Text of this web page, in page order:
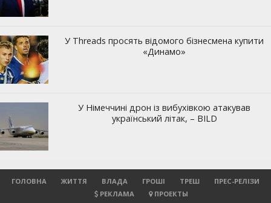
ГОЛОВНА ЖИТТЯ ВЛАДА ГРОШІ ТРЕШ
ПРЕС-РЕЛІЗИ
РЕКЛАМА
ПРОЕКТЫ